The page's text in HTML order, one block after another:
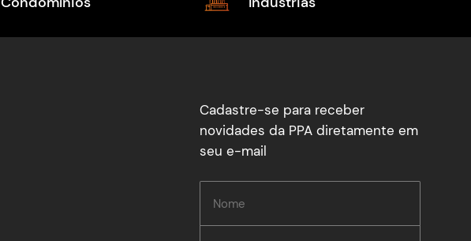
Cadastre-se para receber
novidades da PPA diretamente em
seu e-mail